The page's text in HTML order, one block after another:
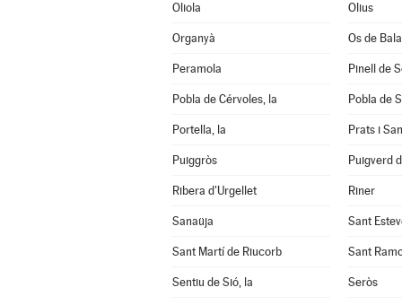
Oliola Olius
Organyà Os de
Peramola Pinell de
Pobla de Cérvoles, la Pobla de
Portella, la Prats i
Puiggròs Puigverd
Ribera d'Urgellet Riner
Sanaüja Sant
Sant Martí de Riucorb Sant
Sentiu de Sió, la Seròs